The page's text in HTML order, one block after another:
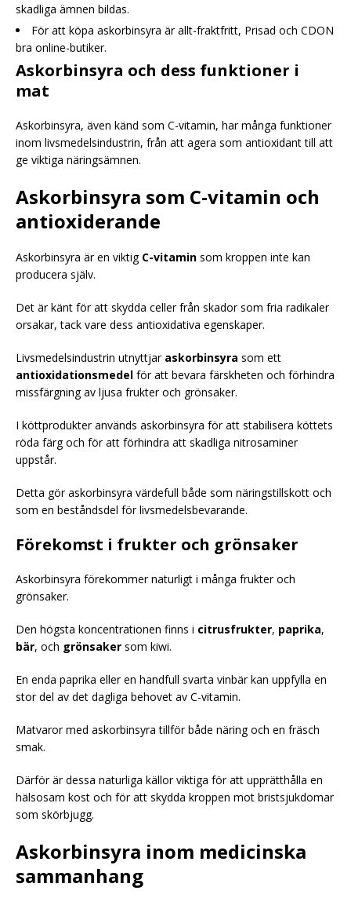
skadliga ämnen bildas.
För att köpa askorbinsyra är allt-fraktfritt, Prisad och CDON
bra online-butiker.
Askorbinsyra och dess funktioner i
mat
Askorbinsyra, även känd som C-vitamin, har många funktioner
inom livsmedelsindustrin, från att agera som antioxidant till att
ge viktiga näringsämnen.
Askorbinsyra som C-vitamin och
antioxiderande
Askorbinsyra är en viktig C-vitamin som kroppen inte kan
producera själv.
Det är känt för att skydda celler från skador som fria radikaler
orsakar, tack vare dess antioxidativa egenskaper.
Livsmedelsindustrin utnyttjar askorbinsyra som ett
antioxidationsmedel för att bevara färskheten och förhindra
missfärgning av ljusa frukter och grönsaker.
I köttprodukter används askorbinsyra för att stabilisera köttets
röda färg och för att förhindra att skadliga nitrosaminer
uppstår.
Detta gör askorbinsyra värdefull både som näringstillskott och
som en beståndsdel för livsmedelsbevarande.
Förekomst i frukter och grönsaker
Askorbinsyra förekommer naturligt i många frukter och
grönsaker.
Den högsta koncentrationen finns i citrusfrukter, paprika,
bär, och grönsaker som kiwi.
En enda paprika eller en handfull svarta vinbär kan uppfylla en
stor del av det dagliga behovet av C-vitamin.
Matvaror med askorbinsyra tillför både näring och en fräsch
smak.
Därför är dessa naturliga källor viktiga för att upprätthålla en
hälsosam kost och för att skydda kroppen mot bristsjukdomar
som skörbjugg.
Askorbinsyra inom medicinska
sammanhang